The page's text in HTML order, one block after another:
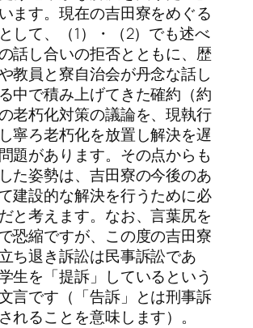
ます。現在の吉田寮をめぐる
して、（1）・（2）でも述べ
話し合いの拒否とともに、歴
教員と寮自治会が丹念な話し
中で積み上げてきた確約（約
老朽化対策の議論を、現執行
寧ろ老朽化を放置し解決を遅
題があります。その点からも
た姿勢は、吉田寮の今後のあ
建設的な解決を行うために必
と考えます。なお、言葉尻を
恐縮ですが、この度の吉田寮
ち退き訴訟は民事訴訟であ
生を「提訴」しているという
言です（「告訴」とは刑事訴
れることを意味します）。